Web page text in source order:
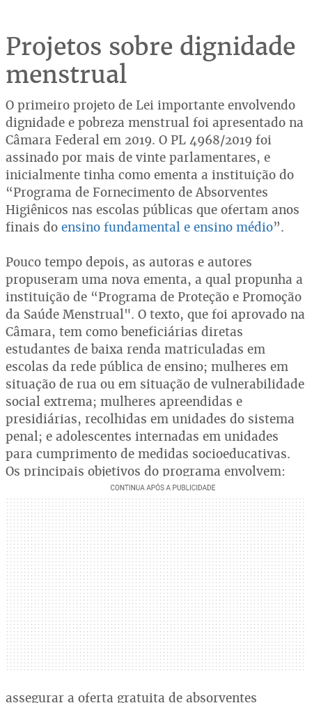
Projetos sobre dignidade
menstrual
O primeiro projeto de Lei importante envolvendo
dignidade e pobreza menstrual foi apresentado na
Câmara Federal em 2019. O PL 4968/2019 foi
assinado por mais de vinte parlamentares, e
inicialmente tinha como ementa a instituição do
“Programa de Fornecimento de Absorventes
Higiênicos nas escolas públicas que ofertam anos
finais do ensino fundamental e ensino médio”.
Pouco tempo depois, as autoras e autores
propuseram uma nova ementa, a qual propunha a
instituição de “Programa de Proteção e Promoção
da Saúde Menstrual". O texto, que foi aprovado na
Câmara, tem como beneficiárias diretas
estudantes de baixa renda matriculadas em
escolas da rede pública de ensino; mulheres em
situação de rua ou em situação de vulnerabilidade
social extrema; mulheres apreendidas e
presidiárias, recolhidas em unidades do sistema
penal; e adolescentes internadas em unidades
para cumprimento de medidas socioeducativas.
Os principais objetivos do programa envolvem:
assegurar a oferta gratuita de absorventes